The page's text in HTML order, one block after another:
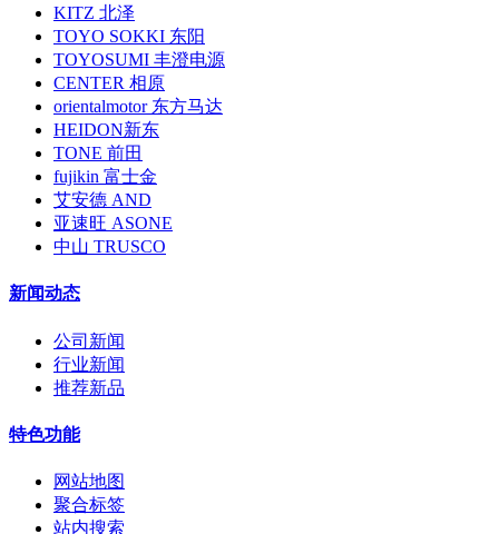
KITZ 北泽
TOYO SOKKI 东阳
TOYOSUMI 丰澄电源
CENTER 相原
orientalmotor 东方马达
HEIDON新东
TONE 前田
fujikin 富士金
艾安德 AND
亚速旺 ASONE
中山 TRUSCO
新闻动态
公司新闻
行业新闻
推荐新品
特色功能
网站地图
聚合标签
站内搜索